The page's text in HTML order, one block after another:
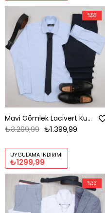
Mavi Gömlek Lacivert Kumaş Pantolon Ayakkabı Kombin
₺1.399,99
₺3.299,99
UYGULAMA İNDIRIMI
₺1299,99
%58
%33